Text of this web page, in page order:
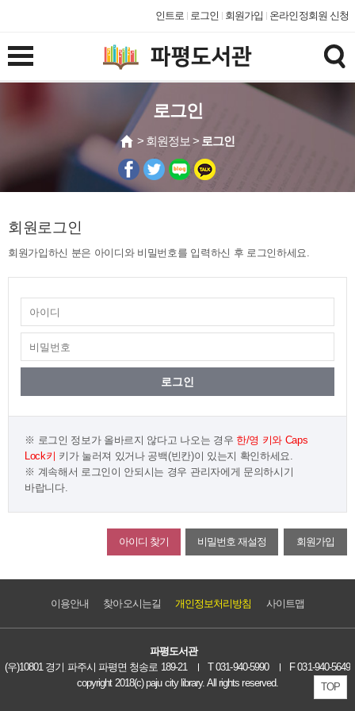
인트로 로그인 회원가입 온라인정회원 신청
로그인
> 회원정보 > 로그인
회원로그인
회원가입하신 분은 아이디와 비밀번호를 입력하신 후 로그인하세요.
로그인 정보가 올바르지 않다고 나오는 경우 한/영 키와 Caps
Lock키 키가 눌러져 있거나 공백(빈칸)이 있는지 확인하세요.
계속해서 로그인이 안되시는 경우 관리자에게 문의하시기
바랍니다.
아이디 찾기 비밀번호 재설정 회원가입
TOP
이용안내 찾아오시는길 개인정보처리방침 사이트맵
파평도서관
(우)10801 경기 파주시 파평면 청송로 189-21
T 031-940-5990
F 031-940-5649
copyright 2018(c) paju city library. All rights reserved.